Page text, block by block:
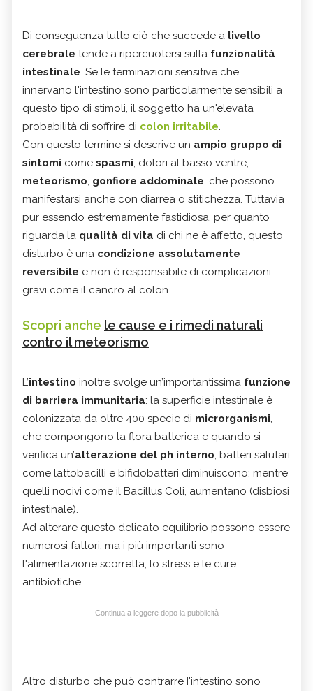
Di conseguenza tutto ciò che succede a livello
cerebrale tende a ripercuotersi sulla funzionalità
intestinale. Se le terminazioni sensitive che
innervano l'intestino sono particolarmente sensibili a
questo tipo di stimoli, il soggetto ha un'elevata
probabilità di soffrire di colon irritabile.
Con questo termine si descrive un ampio gruppo di
sintomi come spasmi, dolori al basso ventre,
meteorismo, gonfiore addominale, che possono
manifestarsi anche con diarrea o stitichezza. Tuttavia
pur essendo estremamente fastidiosa, per quanto
riguarda la qualità di vita di chi ne è affetto, questo
disturbo è una condizione assolutamente
reversibile e non è responsabile di complicazioni
gravi come il cancro al colon.
Scopri anche le cause e i rimedi naturali
contro il meteorismo
L’intestino inoltre svolge un’importantissima funzione
di barriera immunitaria: la superficie intestinale è
colonizzata da oltre 400 specie di microrganismi,
che compongono la flora batterica e quando si
verifica un’alterazione del ph interno, batteri salutari
come lattobacilli e bifidobatteri diminuiscono; mentre
quelli nocivi come il Bacillus Coli, aumentano (disbiosi
intestinale).
Ad alterare questo delicato equilibrio possono essere
numerosi fattori, ma i più importanti sono
l'alimentazione scorretta, lo stress e le cure
antibiotiche.
Continua a leggere dopo la pubblicità
Altro disturbo che può contrarre I'intestino sono